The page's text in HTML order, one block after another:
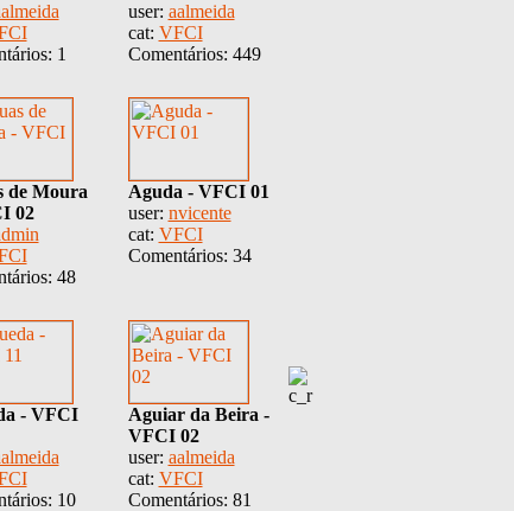
1
user: aalmeida
cat: VFCI
Comentários: 449
de Moura
02
48
Aguda - VFCI 01
user: nvicente
cat: VFCI
Comentários: 34
- VFCI
10
Aguiar da Beira -
VFCI 02
user: aalmeida
cat: VFCI
Comentários: 81